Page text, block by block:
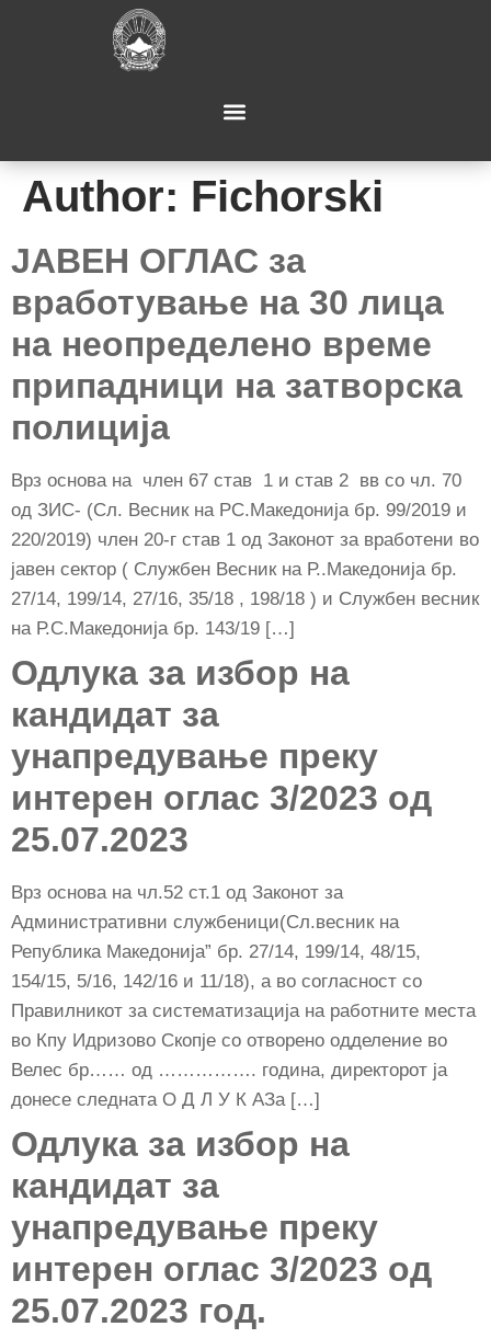
Author: Fichorski
JAВЕН ОГЛАС за
вработување на 30 лица
на неопределено време
припадници на затворска
полиција
Врз основа на член 67 став 1 и став 2 вв со чл. 70
од ЗИС- (Сл. Весник на РС.Македонија бр. 99/2019 и
220/2019) член 20-г став 1 oд Законот за вработени во
јавен сектор ( Службен Весник на Р..Македонија бр.
27/14, 199/14, 27/16, 35/18 , 198/18 ) и Службен весник
на Р.С.Македонија бр. 143/19 […]
Одлука за избор на
кандидат за
унапредување преку
интерен оглас 3/2023 од
25.07.2023
Врз основа на чл.52 ст.1 од Законот за
Административни службеници(Сл.весник на
Република Македонија” бр. 27/14, 199/14, 48/15,
154/15, 5/16, 142/16 и 11/18), а во согласност со
Правилникот за систематизација на работните места
во Кпу Идризово Скопје со отворено одделение во
Велес бр…… од ……………. година, директорот ја
донесе следната О Д Л У К АЗа […]
Одлука за избор на
кандидат за
унапредување преку
интерен оглас 3/2023 од
25.07.2023 год.